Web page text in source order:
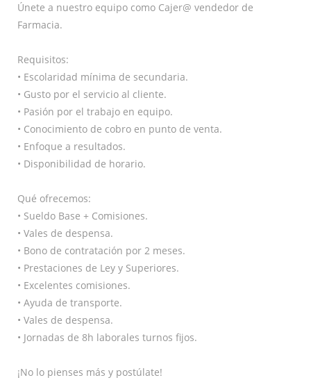
Únete a nuestro equipo como Cajer@ vendedor de
Farmacia.
Requisitos:
• Escolaridad mínima de secundaria.
• Gusto por el servicio al cliente.
• Pasión por el trabajo en equipo.
• Conocimiento de cobro en punto de venta.
• Enfoque a resultados.
• Disponibilidad de horario.
Qué ofrecemos:
• Sueldo Base + Comisiones.
• Vales de despensa.
• Bono de contratación por 2 meses.
• Prestaciones de Ley y Superiores.
• Excelentes comisiones.
• Ayuda de transporte.
• Vales de despensa.
• Jornadas de 8h laborales turnos fijos.
¡No lo pienses más y postúlate!